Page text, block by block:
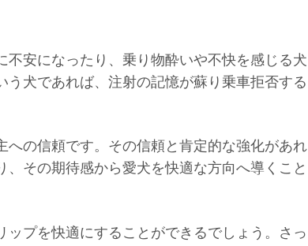
安になったり、乗り物酔いや不快を感じる犬
犬であれば、注射の記憶が蘇り乗車拒否する
の信頼です。その信頼と肯定的な強化があれ
その期待感から愛犬を快適な方向へ導くこと
プを快適にすることができるでしょう。さっ